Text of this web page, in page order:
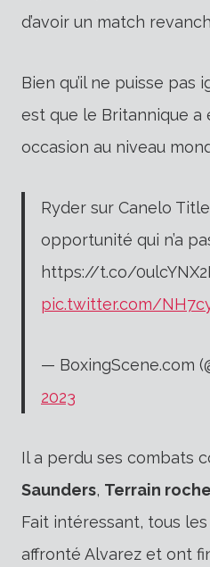
d’avoir un match
Bien qu’il ne puisse pas
est que le Britannique a
occasion au niveau
Ryder sur Canelo
opportunité qui n’a
https://t.co/
pic.twitter.com/
— BoxingScene.com
2023
Il a perdu ses combats
Saunders, Terrain
Fait intéressant, tous
affronté Alvarez et ont